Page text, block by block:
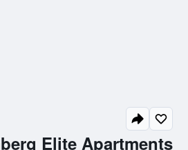
Elite Apartments